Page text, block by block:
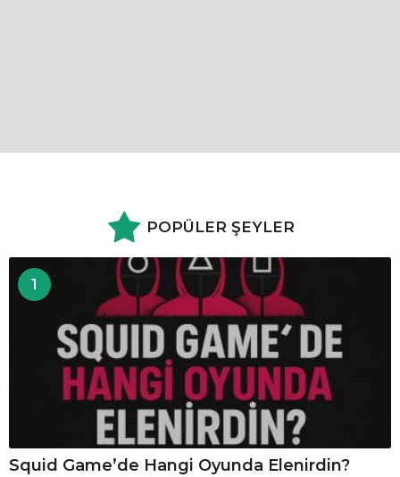
POPÜLER ŞEYLER
1
Squid Game’de Hangi Oyunda Elenirdin?